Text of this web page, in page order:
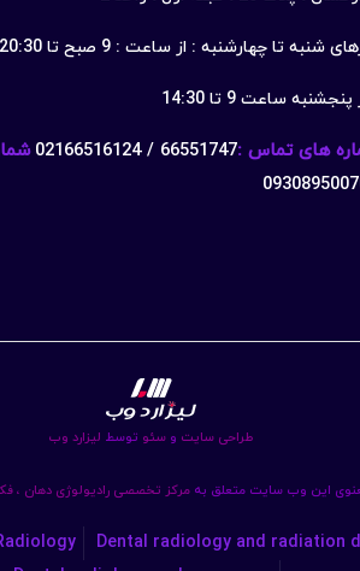
شنبه تا چهارشنبه : از ساعت : 9 صبح تا 20:30
ساعت 9 تا 14:30
های تماس :66551747 / 02166516124
طراحی سایت و سئو توسط لیزارد وب
این وب سایت متعلق به مرکز تخصصی رادیولوژی دهان ،
Dental radiology and radiation